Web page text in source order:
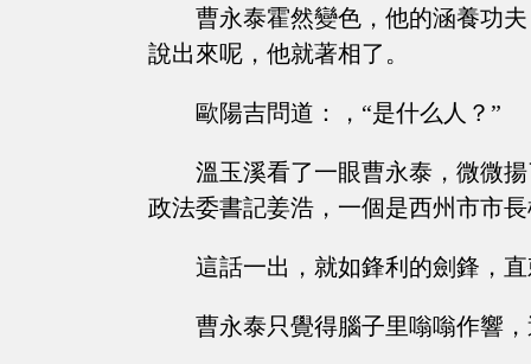
曹永泰霍然變色，他的涵養功
說出來呢，他就著相了。
歐陽吉問道：，“是什么人？”
溫玉溪看了一眼曹永泰，微微
政法委書記姜浩，一個是西州市市
這話一出，就如鋒利的劍鋒，
曹永泰只覺得腦子里嗡嗡作響